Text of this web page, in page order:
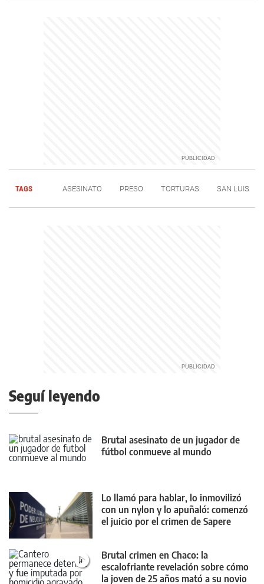
TAGS ASESINATO PRESO TORTURAS SAN LUIS
Seguí leyendo
Brutal asesinato de un jugador de
fútbol conmueve al mundo
Lo llamó para hablar, lo inmovilizó
con un nylon y lo apuñaló: comenzó
el juicio por el crimen de Sapere
Brutal crimen en Chaco: la
escalofriante revelación sobre cómo
la joven de 25 años mató a su novio